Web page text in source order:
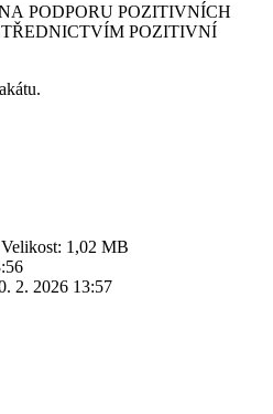
PODPORU POZITIVNÍCH
POZITIVNÍ
1,02 MB
2. 2026 13:57